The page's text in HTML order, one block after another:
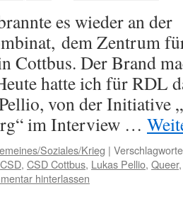
es wieder an der
dem Zentrum
Cottbus. Der Brand
hatte ich für RDL
von der Initiative
im Interview …
Soziales/Krieg |
CSD, CSD Cottbus, Lukas Pellio, Queer
hinterlassen